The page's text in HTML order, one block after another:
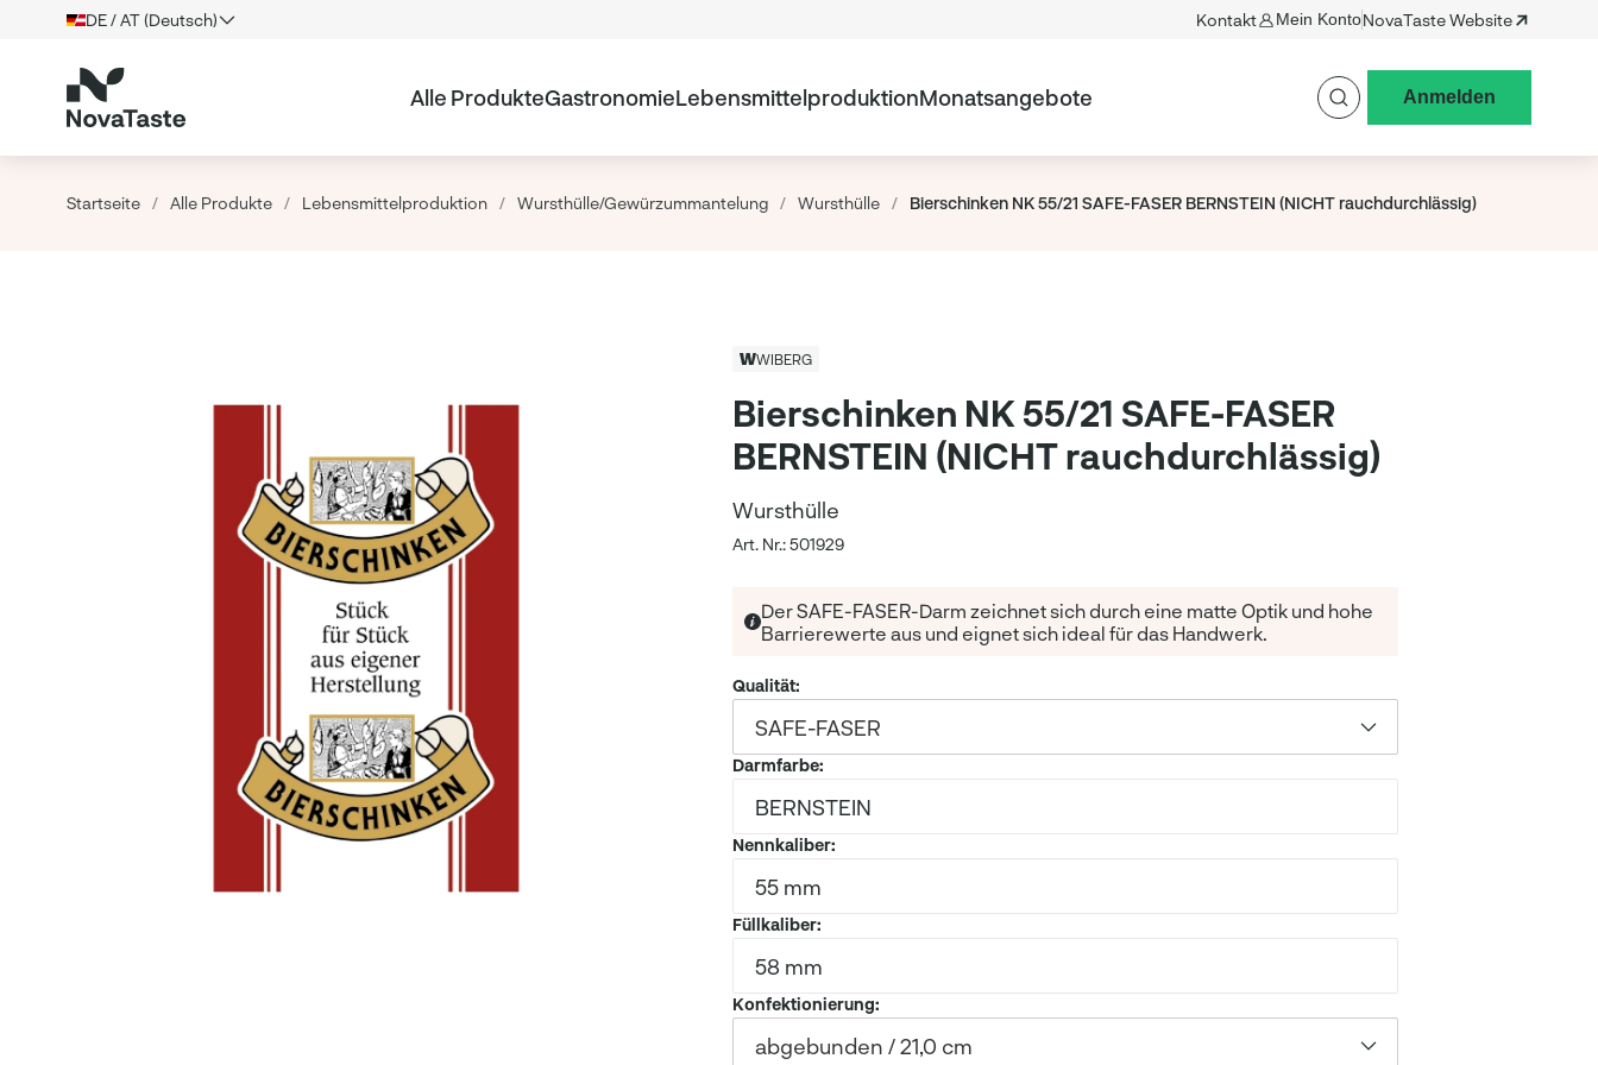
DE / AT (Deutsch) Kontakt Mein KontoNovaTaste Website
Alle ProdukteGastronomieLebensmittelproduktionMonatsangebote Anmelden
Startseite / Alle Produkte / Lebensmittelproduktion / Wursthülle/Gewürzummantelung / Wursthülle / Bierschinken NK 55/21 SAFE-FASER BERNSTEIN (NICHT rauchdurchlässig)
WIBERG
Bierschinken NK 55/21 SAFE-FASER
BERNSTEIN (NICHT rauchdurchlässig)
Wursthülle
Art. Nr.: 501929
Der SAFE-FASER-Darm zeichnet sich durch eine matte Optik und hohe
Barrierewerte aus und eignet sich ideal für das Handwerk.
Qualität:
SAFE-FASER
Darmfarbe:
BERNSTEIN
Nennkaliber:
55 mm
Füllkaliber:
58 mm
Konfektionierung:
abgebunden / 21,0 cm